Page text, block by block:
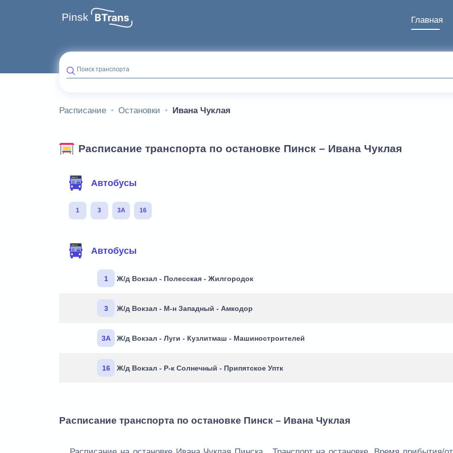
Pinsk Главная
Поиск транспорта
Расписание Остановки Ивана Чуклая
Расписание транспорта по остановке Пинск – Ивана Чуклая
Автобусы
1 3 3А 16
Автобусы
1 Ж/д Вокзал - Полесская - Жилгородок
3 Ж/д Вокзал - М-н Западный - Амкодор
3А Ж/д Вокзал - Луги - Кузлитмаш - Машиностроителей
16 Ж/д Вокзал - Р-к Солнечный - Припятское Уптк
Расписание транспорта по остановке Пинск – Ивана Чуклая